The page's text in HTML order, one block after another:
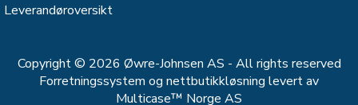
Leverandøroversikt
Copyright © 2026 Øwre-Johnsen AS - All rights reserved
Forretningssystem og nettbutikkløsning levert av
Multicase™ Norge AS